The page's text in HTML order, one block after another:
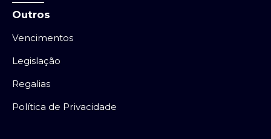
Outros
Vencimentos
Legislação
Regalias
Política de Privacidade